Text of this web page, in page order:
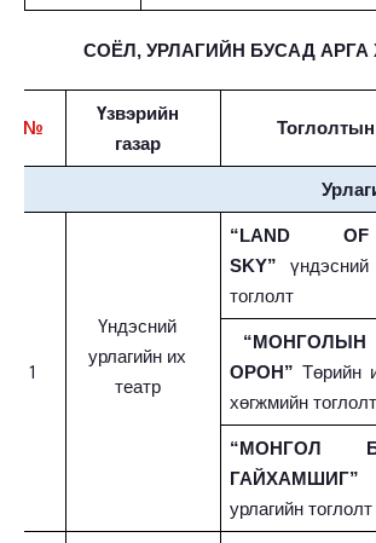
СОЁЛ, УРЛАГИЙН БУСАД
№
Үзвэрийн
газар
1
Үндэсний
урлагийн их
театр
“LAND
SKY”
үндэсний
тоглолт
“МОНГОЛЫН
ОРОН” Төрийн
хөгжмийн тоглолт
“МОНГОЛ
ГАЙХАМШИГ”
урлагийн тоглолт